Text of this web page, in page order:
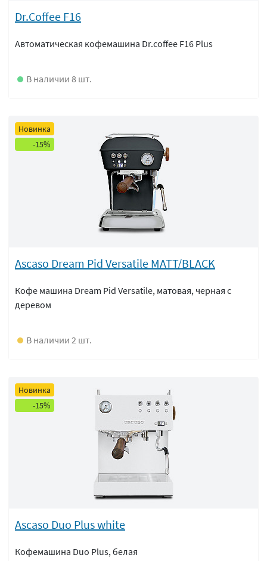
Dr.Сoffee F16
Автоматическая кофемашина Dr.coffee F16 Plus
В наличии 8 шт.
Новинка
-15%
Ascaso Dream Pid Versatile MATT/BLACK
Кофе машина Dream Pid Versatile, матовая, черная с
деревом
В наличии 2 шт.
Новинка
-15%
Ascaso Duo Plus white
Кофемашина Duo Plus, белая